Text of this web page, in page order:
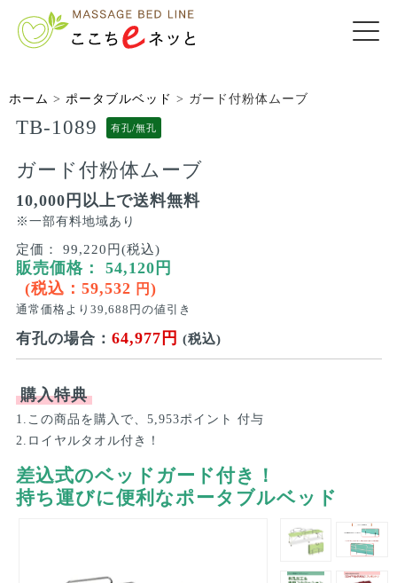
ホーム > ポータブルベッド > ガード付粉体ムーブ
TB-1089 有孔/無孔
ガード付粉体ムーブ
10,000円以上で送料無料
※一部有料地域あり
定価：
99,220円(税込)
販売価格： 54,120 円
(税込： 59,532 円 )
通常価格より 39,688 円の値引き
有孔の場合： 64,977円 (税込)
購入特典
1.この商品を購入で、5,953ポイント 付与
2.ロイヤルタオル付き！
差込式のベッドガード付き！
持ち運びに便利なポータブルベッド